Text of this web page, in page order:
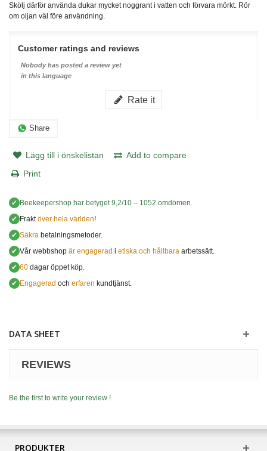
Skölj därför använda dukar mycket noggrant i vatten och förvara mörkt. Rör
om oljan väl före användning.
Customer ratings and reviews
Nobody has posted a review yet
in this language
Rate it
Share
Lägg till i önskelistan
Add to compare
Print
✔ Beekeepershop har betyget 9,2/10 – 1052 omdömen.
✔ Fraktöver hela världen!
✔ Säkra betalningsmetoder.
✔ Vår webbshop är engagerad i etiska och hållbara arbetssätt.
✔ 60 dagar öppet köp.
✔ Engagerad och erfaren kundtjänst.
DATA SHEET
REVIEWS
Be the first to write your review !
PRODUKTER